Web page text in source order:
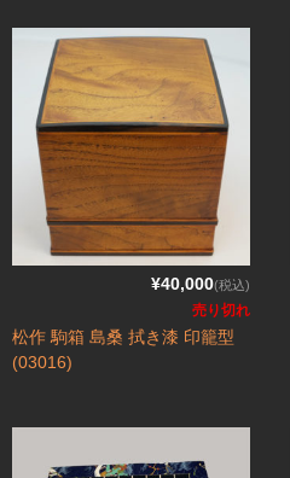
¥40,000(税込)
売り切れ
松作 駒箱 島桑 拭き漆 印籠型
(03016)